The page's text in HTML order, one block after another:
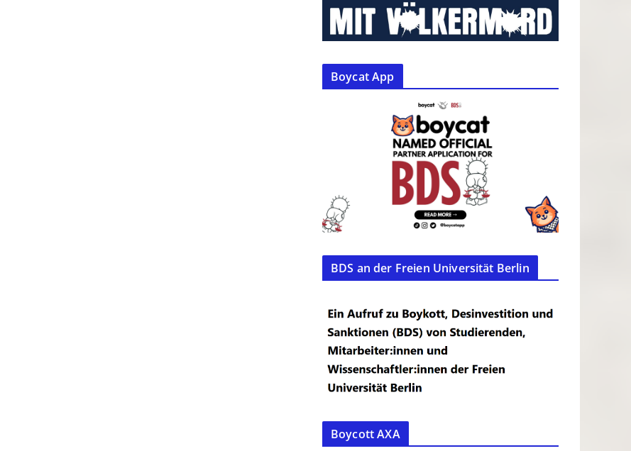
Boycat App
BDS an der Freien Universität Berlin
Boycott AXA